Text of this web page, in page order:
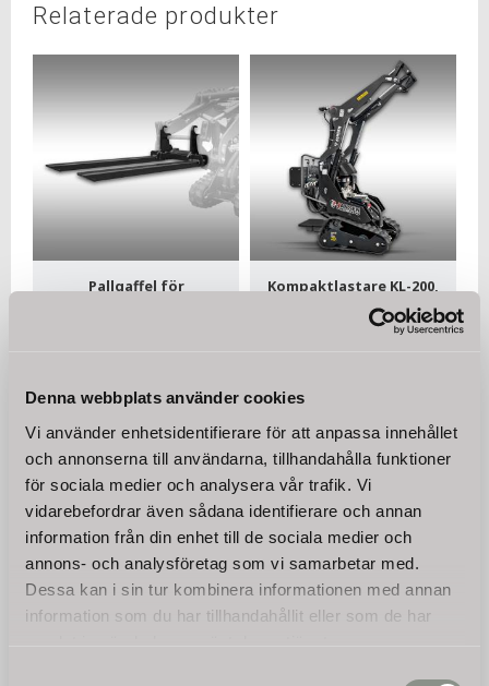
Denna webbplats använder cookies
Vi använder enhetsidentifierare för att anpassa innehållet
och annonserna till användarna, tillhandahålla funktioner
för sociala medier och analysera vår trafik. Vi
vidarebefordrar även sådana identifierare och annan
information från din enhet till de sociala medier och
annons- och analysföretag som vi samarbetar med.
Dessa kan i sin tur kombinera informationen med annan
information som du har tillhandahållit eller som de har
samlat in när du har använt deras tjänster.
Lita på kvalitet och effektivitet – med vårt schaktblad för
för ett setpris när du önskar beställa flera
Relaterade produkter
Pallgaffel för
speciellt utformade för att
arbetsprestanda.
KÖP
Kompaktlastare KL-200,
Stand-on skid-steer
Nyhet! Vår multilastare
KÖP